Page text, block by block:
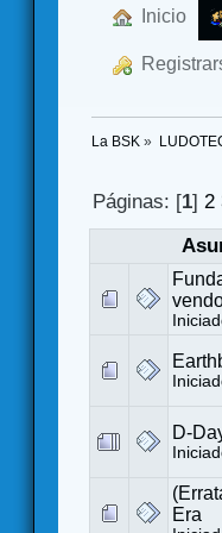
Inicio
La BSK »
Páginas: [1]2
D-
Era